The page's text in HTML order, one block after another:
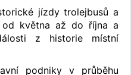
jízdy trolejbusů a
od května až do října a
z historie místní
podniky v průběhu